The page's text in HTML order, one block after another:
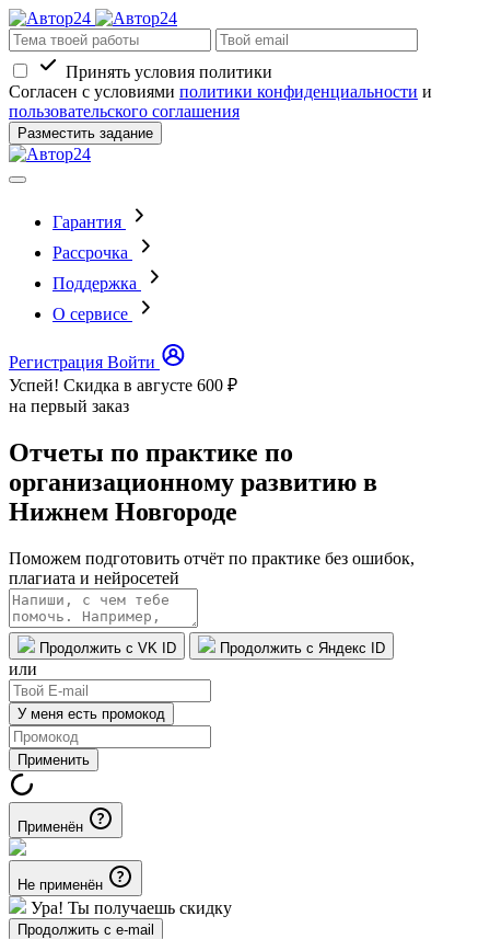
Принять условия политики
Согласен с условиями политики конфиденциальности и
пользовательского соглашения
Разместить задание
Гарантия
Рассрочка
Поддержка
О сервисе
Регистрация Войти
Успей! Скидка в августе 600 ₽
на первый заказ
Отчеты по практике по
организационному развитию в
Нижнем Новгороде
Поможем подготовить отчёт по практике без ошибок,
плагиата и нейросетей
Продолжить с VK ID Продолжить с Яндекс ID
или
У меня есть промокод
Применить
Применён
Не применён
Ура! Ты получаешь скидку
Продолжить с e-mail